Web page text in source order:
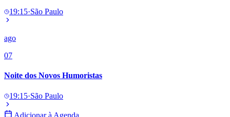
19:15·São Paulo
ago
07
Noite dos Novos Humoristas
19:15·São Paulo
Adicionar à Agenda